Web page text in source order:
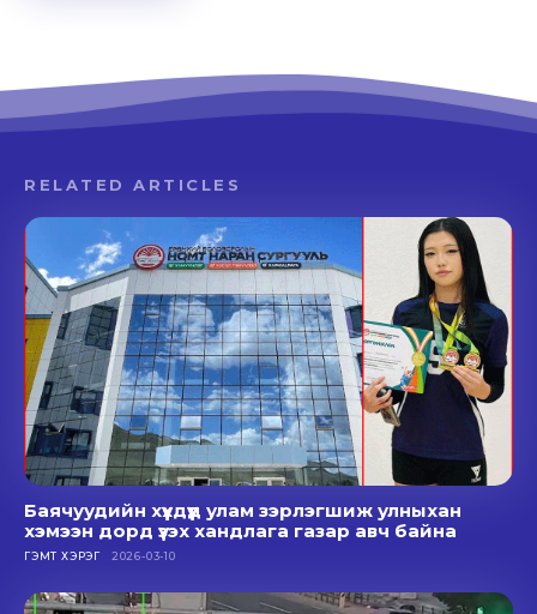
RELATED ARTICLES
Баячуудийн хүүхдүүд улам зэрлэгшиж улныхан
хэмээн дорд үзэх хандлага газар авч байна
ГЭМТ ХЭРЭГ 2026-03-10